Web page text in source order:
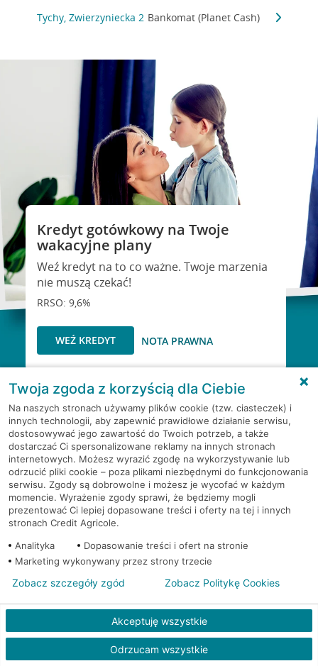
Tychy, Zwierzyniecka 2 Bankomat (Planet Cash)
Kredyt gotówkowy na Twoje
wakacyjne plany
Weź kredyt na to co ważne. Twoje marzenia
nie muszą czekać!
RRSO: 9,6%
WEŹ KREDYT NOTA PRAWNA
PYTANIA I ODPOWIEDZI
Gdzie jest najbliższy oddział banku?
Jeśli szukasz oddziału naszego banku, zapraszamy na
stronęPlacówki i bankomaty, na której znajduje się
wygodna wyszukiwarka.
Alternatywnie, możesz skorzystać z pełnej
oddziału banku?
Bank Credit Agricole nie udostępnia ogólnego numeru
Twoja zgoda z korzyścią dla Ciebie
Na naszych stronach używamy plików cookie (tzw. ciasteczek) i
innych technologii, aby zapewnić prawidłowe działanie serwisu,
dostosowywać jego zawartość do Twoich potrzeb, a także
dostarczać Ci spersonalizowane reklamy na innych stronach
internetowych. Możesz wyrazić zgodę na wykorzystywanie lub
odrzucić pliki cookie – poza plikami niezbędnymi do funkcjonowania
serwisu. Zgody są dobrowolne i możesz je wycofać w każdym
momencie. Wyrażenie zgody sprawi, że będziemy mogli
prezentować Ci lepiej dopasowane treści i oferty na tej i innych
stronach Credit Agricole.
Analityka
Dopasowanie treści i ofert na stronie
Marketing wykonywany przez strony trzecie
Akceptuję wszystkie
Odrzucam wszystkie
Zobacz szczegóły zgód Zobacz Politykę Cookies